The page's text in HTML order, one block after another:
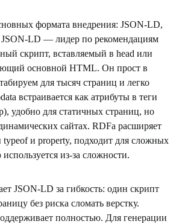
формата внедрения: JSON-LD,
LD — лидер по рекомендациям
скрипт, вставляемый в head или
основной HTML. Он прост в
для тысяч страниц и легко
встраивается как атрибуты в теги
удобно для статичных страниц, но
сайтах. RDFa расширяет
и property, подходит для сложных
из-за сложности.
JSON-LD за гибкость: один скрипт
без риска сломать верстку.
полностью. Для генерации